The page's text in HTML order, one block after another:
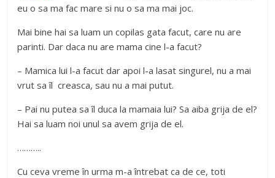
eu o sa ma fac mare si nu o sa ma mai joc.
Mai bine hai sa luam un copilas gata facut, care nu are
parinti. Dar daca nu are mama cine l-a facut?
– Mamica lui l-a facut dar apoi l-a lasat singurel, nu a mai
vrut sa îl creasca, sau nu a mai putut.
– Pai nu putea sa îl duca la mamaia lui? Sa aiba grija de el?
Hai sa luam noi unul sa avem grija de el.
………..
Cu ceva vreme în urma m-a întrebat ca de ce, toti